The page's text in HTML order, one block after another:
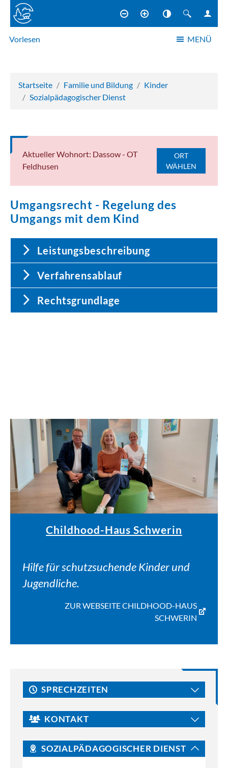
Vorlesen MENÜ
NAVIGATION
Startseite Familie und Bildung
Kinder
Sozialpädagogischer Dienst
Aktueller Wohnort: Dassow - OT
Feldhusen
ORT
WÄHLEN
Umgangsrecht - Regelung des
Umgangs mit dem Kind
Leistungsbeschreibung
Verfahrensablauf
Rechtsgrundlage
Childhood-Haus Schwerin
Hilfe für schutzsuchende Kinder und
Jugendliche.
ZUR WEBSEITE CHILDHOOD-HAUS
SCHWERIN
SPRECHZEITEN
SOZIALPÄDAGOGISCHER DIENST
KONTAKT